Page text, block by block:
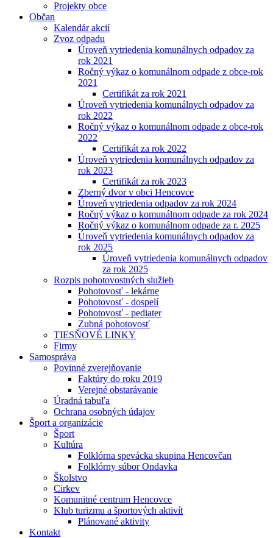
Projekty obce
Občan
Kalendár akcií
Zvoz odpadu
Úroveň vytriedenia komunálnych odpadov za
rok 2021
Ročný výkaz o komunálnom odpade z obce-rok
2021
Certifikát za rok 2021
Úroveň vytriedenia komunálnych odpadov za
rok 2022
Ročný výkaz o komunálnom odpade z obce-rok
2022
Certifikát za rok 2022
Úroveň vytriedenia komunálnych odpadov za
rok 2023
Certifikát za rok 2023
Zberný dvor v obci Hencovce
Úroveň vytriedenia odpadov za rok 2024
Ročný výkaz o komunálnom odpade za rok 2024
Ročný výkaz o komunálnom odpade za r. 2025
Úroveň vytriedenia komunálnych odpadov za
rok 2025
Úroveň vytriedenia komunálnych odpadov
za rok 2025
Rozpis pohotovostných služieb
Pohotovosť - lekárne
Pohotovosť - dospelí
Pohotovosť - pediater
Zubná pohotovosť
TIESŇOVÉ LINKY
Firmy
Samospráva
Povinné zverejňovanie
Faktúry do roku 2019
Verejné obstarávanie
Úradná tabuľa
Ochrana osobných údajov
Šport a organizácie
Šport
Kultúra
Folklórna spevácka skupina Hencovčan
Folklórny súbor Ondavka
Školstvo
Cirkev
Komunitné centrum Hencovce
Klub turizmu a športových aktivít
Plánované aktivity
Kontakt